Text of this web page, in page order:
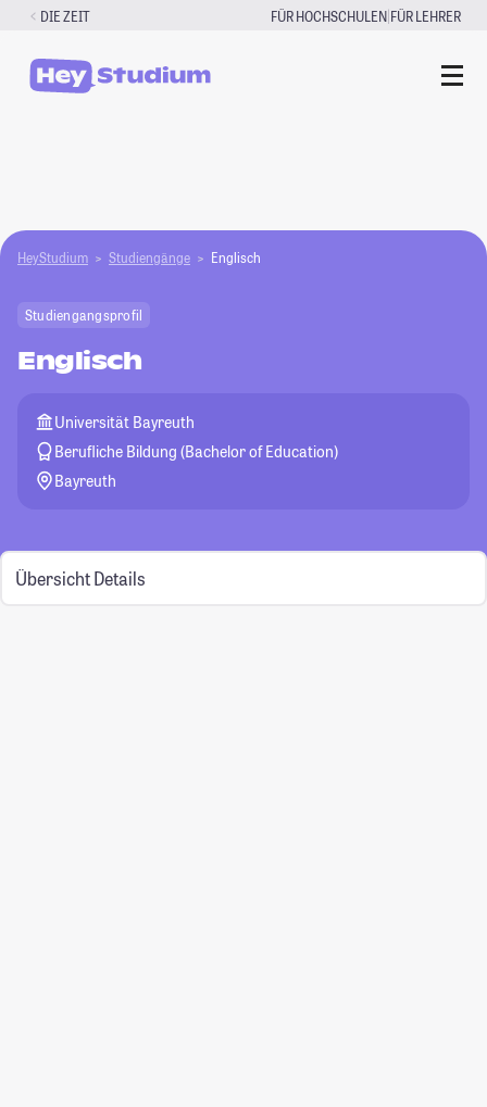
Zum
springen
DIE ZEIT FÜR HOCHSCHULEN|FÜR LEHRER
HeyStudium Studiengänge Englisch
Studiengangsprofil
Englisch
Universität Bayreuth
Berufliche Bildung (Bachelor of Education)
Bayreuth
Übersicht Details